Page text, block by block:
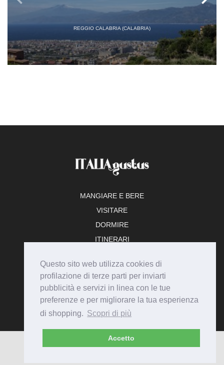
Questo sito web utilizza cookies di
profilazione di terze parti per inviarti
pubblicità e servizi in linea con le tue
preferenze e per migliorare la tua esperienza
di shopping. Scopri di più
Accetto
REGGIO CALABRIA (CALABRIA)
MANGIARE E BERE
VISITARE
DORMIRE
ITINERARI
ADERISCI
© Italiagustus 2026 - Tutti i diritti riservati.